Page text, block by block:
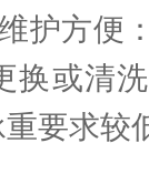
方便：
换或清
要求较